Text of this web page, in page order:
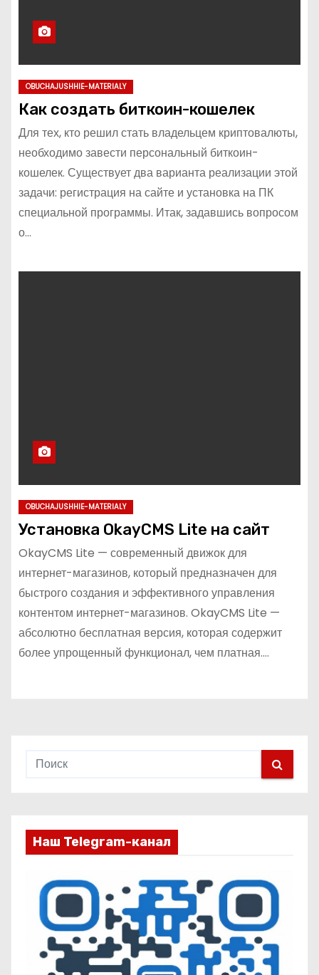
OBUCHAJUSHHIE-MATERIALY
Как создать биткоин-кошелек
Для тех, кто решил стать владельцем криптовалюты,
необходимо завести персональный биткоин-
кошелек. Существует два варианта реализации этой
задачи: регистрация на сайте и установка на ПК
специальной программы. Итак, задавшись вопросом
о…
OBUCHAJUSHHIE-MATERIALY
Установка OkayCMS Lite на сайт
OkayCMS Lite — современный движок для
интернет-магазинов, который предназначен для
быстрого создания и эффективного управления
контентом интернет-магазинов. OkayCMS Lite —
абсолютно бесплатная версия, которая содержит
более упрощенный функционал, чем платная.…
Наш Telegram-канал